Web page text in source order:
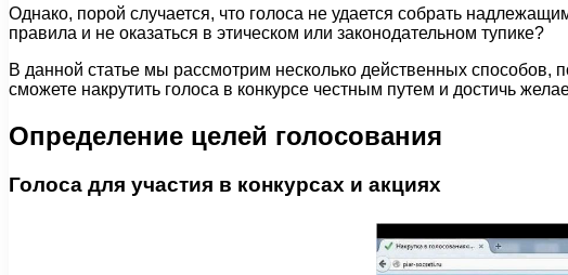
Однако, порой случается, что голоса не удается собрать
правила и не оказаться в этическом или законодательном тупике?
В данной статье мы рассмотрим несколько действенных
сможете накрутить голоса в конкурсе честным путем и достичь
Определение целей голосования
Голоса для участия в конкурсах и акциях